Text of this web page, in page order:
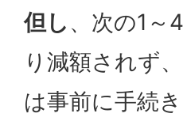
但し 、次の1～
り減額されず
は事前に手続